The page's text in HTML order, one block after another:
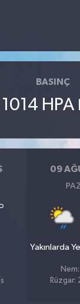
BASINÇ
1014 HPA
09
Yakınlarda
Rüzgar: